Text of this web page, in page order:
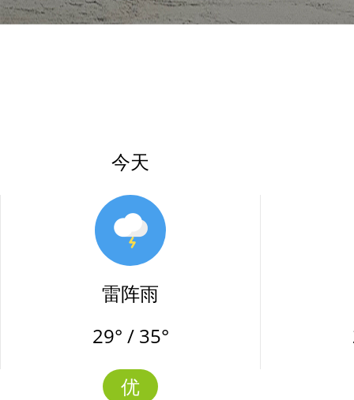
今天
雷阵雨
29° / 35°
优